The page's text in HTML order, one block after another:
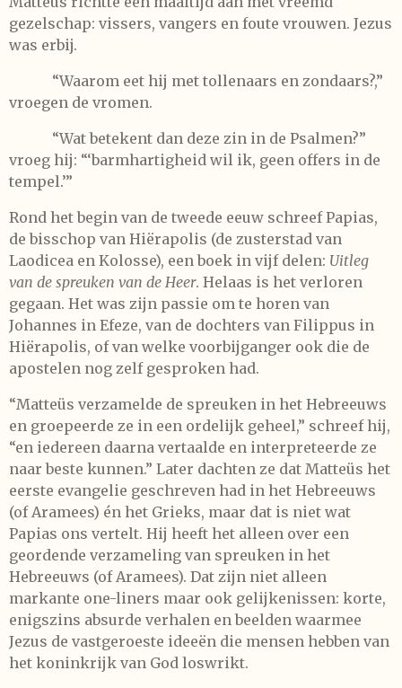
gezelschap: vissers, vangers en foute vrouwen. Jezus
was erbij.
“Waarom eet hij met tollenaars en zondaars?,”
vroegen de vromen.
“Wat betekent dan deze zin in de Psalmen?”
vroeg hij: “‘barmhartigheid wil ik, geen offers in de
tempel.’”
Rond het begin van de tweede eeuw schreef Papias,
de bisschop van Hiërapolis (de zusterstad van
Laodicea en Kolosse), een boek in vijf delen: Uitleg
van de spreuken van de Heer. Helaas is het verloren
gegaan. Het was zijn passie om te horen van
Johannes in Efeze, van de dochters van Filippus in
Hiërapolis, of van welke voorbijganger ook die de
apostelen nog zelf gesproken had.
“Matteüs verzamelde de spreuken in het Hebreeuws
en groepeerde ze in een ordelijk geheel,” schreef hij,
“en iedereen daarna vertaalde en interpreteerde ze
naar beste kunnen.” Later dachten ze dat Matteüs het
eerste evangelie geschreven had in het Hebreeuws
(of Aramees) én het Grieks, maar dat is niet wat
Papias ons vertelt. Hij heeft het alleen over een
geordende verzameling van spreuken in het
Hebreeuws (of Aramees). Dat zijn niet alleen
markante one-liners maar ook gelijkenissen: korte,
enigszins absurde verhalen en beelden waarmee
Jezus de vastgeroeste ideeën die mensen hebben van
het koninkrijk van God loswrikt.